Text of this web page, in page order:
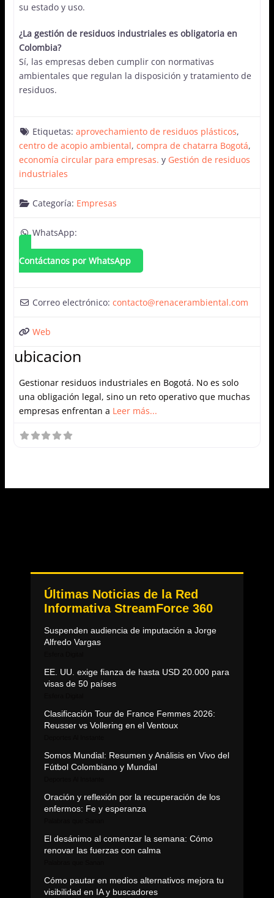
su estado y uso.
¿La gestión de residuos industriales es obligatoria en
Colombia?
Sí, las empresas deben cumplir con normativas
ambientales que regulan la disposición y tratamiento de
residuos.
Etiquetas: aprovechamiento de residuos plásticos,
centro de acopio ambiental, compra de chatarra Bogotá,
economía circular para empresas. y Gestión de residuos
industriales
Categoría: Empresas
WhatsApp:
Contáctanos por WhatsApp
Correo electrónico: contacto@renacerambiental.com
Web
ubicacion
Gestionar residuos industriales en Bogotá. No es solo
una obligación legal, sino un reto operativo que muchas
empresas enfrentan a Leer más...
Últimas Noticias de la Red
Informativa StreamForce 360
Suspenden audiencia de imputación a Jorge
Alfredo Vargas
EE. UU. exige fianza de hasta USD 20.000 para
visas de 50 países
Clasificación Tour de France Femmes 2026:
Reusser vs Vollering en el Ventoux
Somos Mundial: Resumen y Análisis en Vivo del
Fútbol Colombiano y Mundial
Oración y reflexión por la recuperación de los
enfermos: Fe y esperanza
El desánimo al comenzar la semana: Cómo
renovar las fuerzas con calma
Cómo pautar en medios alternativos mejora tu
visibilidad en IA y buscadores